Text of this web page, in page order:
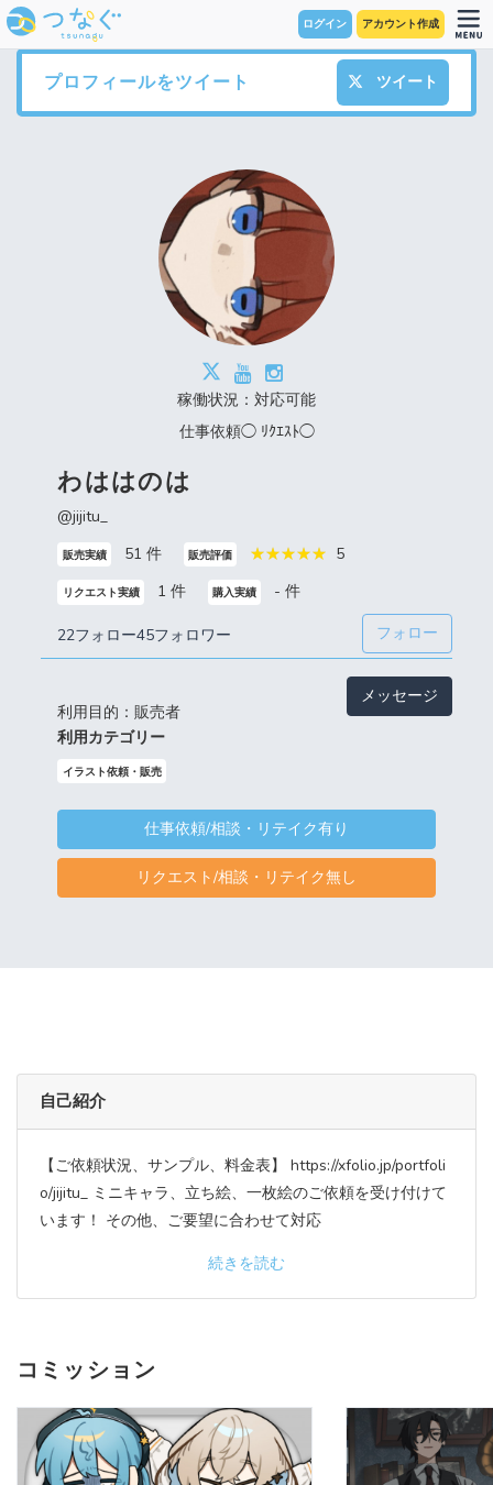
ログイン アカウント作成
プロフィールをツイート ツイート
稼働状況：対応可能
仕事依頼◯ ﾘｸｴｽﾄ◯
わははのは
@jijitu_
販売実績 51 件 販売評価 5
リクエスト実績 1 件 購入実績 - 件
22フォロー45フォロワー フォロー
利用目的：販売者
メッセージ
利用カテゴリー
イラスト依頼・販売
仕事依頼/相談・リテイク有り
リクエスト/相談・リテイク無し
自己紹介
【ご依頼状況、サンプル、料金表】 https://xfolio.jp/portfoli
o/jijitu_ ミニキャラ、立ち絵、一枚絵のご依頼を受け付けて
います！ その他、ご要望に合わせて対応
続きを読む
コミッション